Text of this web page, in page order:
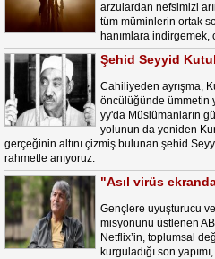
arzulardan nefsimizi
tüm müminlerin ortak
hanımlara
Şehid Seyyid
Cahiliyeden ayrışma,
öncülüğünde ümmetin
yy'da Müslümanların
yolunun da yeniden
gerçeğinin altını çizmiş bulunan şehid
rahmetle anıyoruz.
"Asıl virüs
Gençlere uyuşturucu ve
misyonunu üstlenen
Netflix’in, toplumsal
kurguladığı son